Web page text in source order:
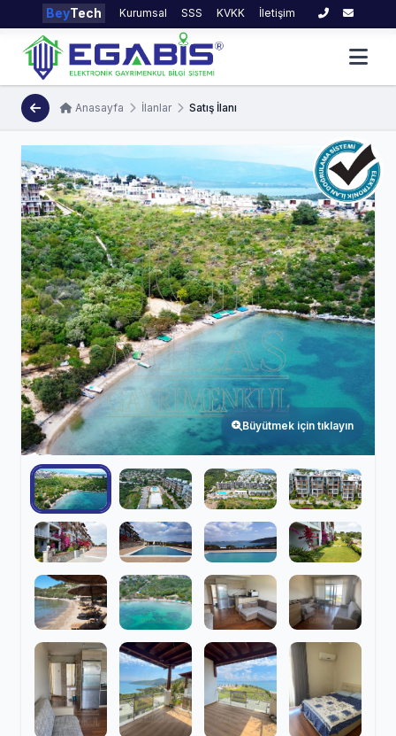
BeyTech Kurumsal SSS KVKK İletişim
Anasayfa İlanlar Satış İlanı
Büyütmek için tıklayın